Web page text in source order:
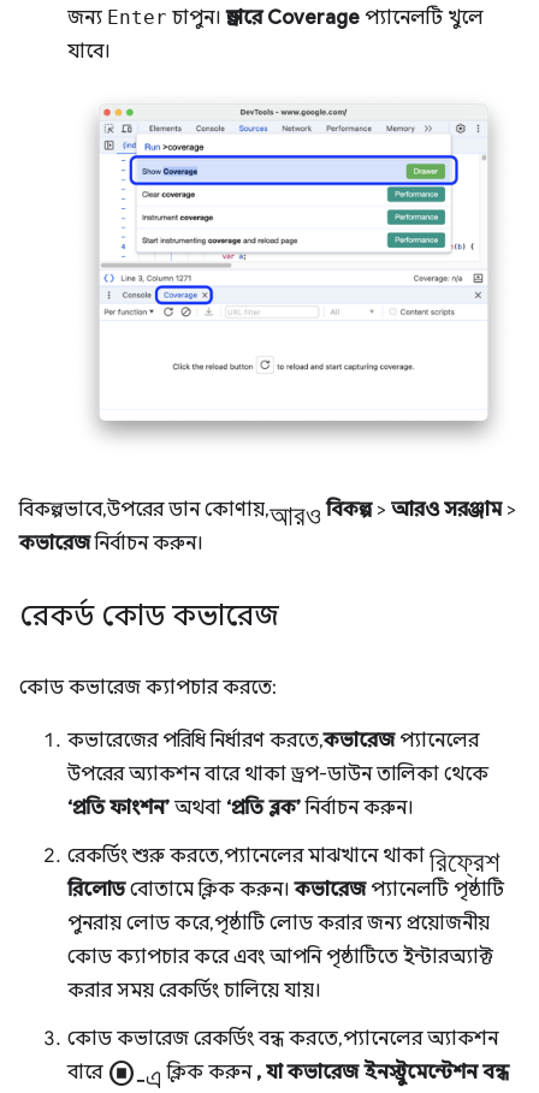
জন্য Enter চাপুন।ড্রয়ারে Coverage প্যানেলটি খুলে
যাবে।
বিকল্পভাবে, উপরের ডান কোণায়,আরও বিকল্প> আরও সরঞ্জাম>
কভারেজনির্বাচন করুন।
রেকর্ড কোড কভারেজ
কোড কভারেজ ক্যাপচার করতে:
কভারেজের পরিধি নির্ধারণ করতে,কভারেজপ্যানেলের
উপরের অ্যাকশন বারে থাকা ড্রপ-ডাউন তালিকা থেকে
‘প্রতি ফাংশন’ অথবা ‘প্রতি ব্লক’নির্বাচন করুন।
রেকর্ডিং শুরু করতে, প্যানেলের মাঝখানে থাকা রিফ্রেশ
রিলোডবোতামে ক্লিক করুন।কভারেজপ্যানেলটি পৃষ্ঠাটি
পুনরায় লোড করে, পৃষ্ঠাটি লোড করার জন্য প্রয়োজনীয়
কোড ক্যাপচার করে এবং আপনি পৃষ্ঠাটিতে ইন্টারঅ্যাক্ট
করার সময় রেকর্ডিং চালিয়ে যায়।
কোড কভারেজ রেকর্ডিং বন্ধ করতে, প্যানেলের অ্যাকশন
বারে stop_circle-এ ক্লিক করুন , যা কভারেজ ইনস্ট্রুমেন্টেশন বন্ধ